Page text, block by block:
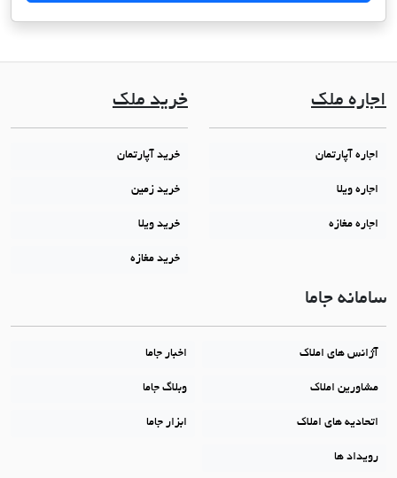
اجاره ملک
اجاره آپارتمان
اجاره ویلا
اجاره مغازه
خرید ملک
خرید آپارتمان
خرید زمین
خرید ویلا
خرید مغازه
سامانه جاما
آژانس های املاک اخبار جاما
مشاورین املاک وبلاگ جاما
اتحادیه های املاک ابزار جاما
رویداد ها